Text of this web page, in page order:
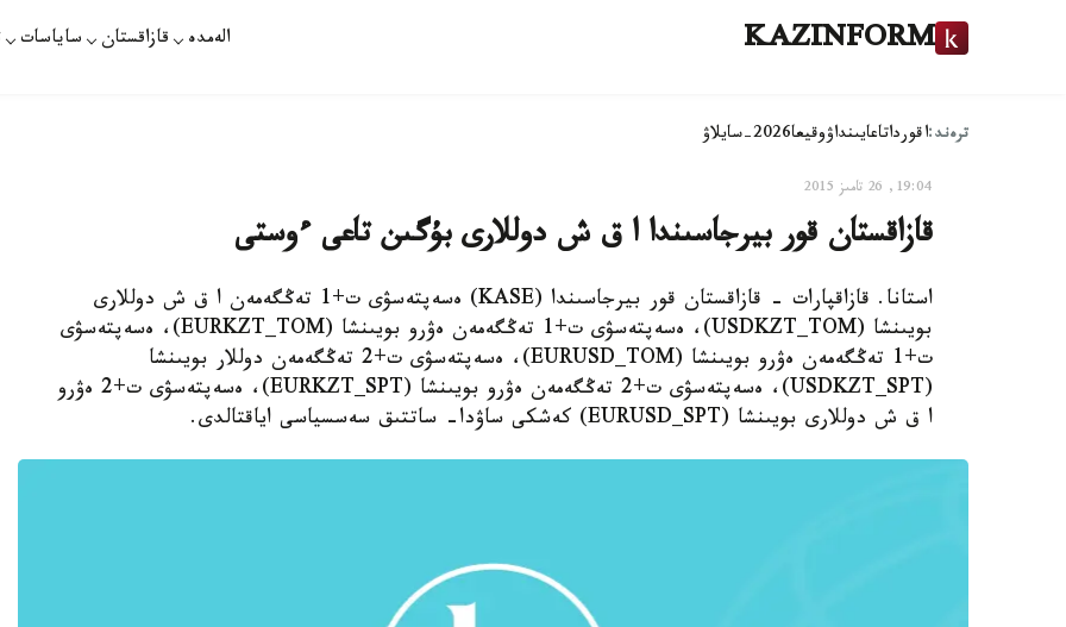
KAZINFORM الەمدە قازاقستان ساياسات
ترەند:اقورداتاعايىنداۋوقيعا2026-سايلاۋ
19:04, 26 تامىز 2015
قازاقستان قور بيرجاسىندا ا ق ش دوللارى بۇگىن تاعى ءوستى
استانا. قازاقپارات - قازاقستان قور بيرجاسىندا (KASE) ەسەپتەسۋى ت+1 تەڭگەمەن ا ق ش دوللارى
بويىنشا (USDKZT_TOM)، ەسەپتەسۋى ت+1 تەڭگەمەن ەۋرو بويىنشا (EURKZT_TOM)، ەسەپتەسۋى
ت+1 تەڭگەمەن ەۋرو بويىنشا (EURUSD_TOM)، ەسەپتەسۋى ت+2 تەڭگەمەن دوللار بويىنشا
(USDKZT_SPT)، ەسەپتەسۋى ت+2 تەڭگەمەن ەۋرو بويىنشا (EURKZT_SPT)، ەسەپتەسۋى ت+2 ەۋرو
ا ق ش دوللارى بويىنشا (EURUSD_SPT) كەشكى ساۋدا- ساتتىق سەسسياسى اياقتالدى.